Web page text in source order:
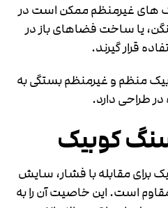
های غیرمنظم ممکن است در
یا ساخت فضاهای باز در
قرار گیرند.
منظم و غیرمنظم بستگی به
طراحی دارد.
کوبیک
برای مقابله با فشار، سایش
است. این خاصیت آن را به